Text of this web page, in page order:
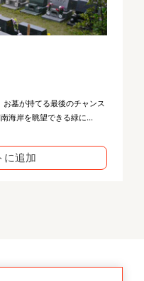
墓が持てる最後のチャンス
海岸を眺望できる緑に...
に追加